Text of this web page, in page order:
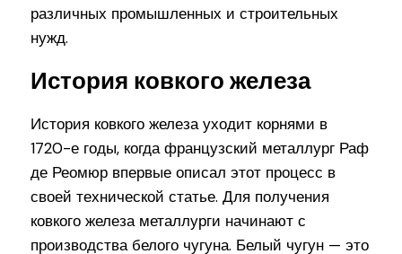
различных промышленных и строительных
нужд.
История ковкого железа
История ковкого железа уходит корнями в
1720-е годы, когда французский металлург Раф
де Реомюр впервые описал этот процесс в
своей технической статье. Для получения
ковкого железа металлурги начинают с
производства белого чугуна. Белый чугун — это